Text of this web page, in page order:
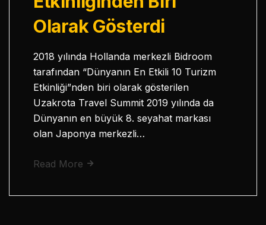
Olarak Gösterdi
2018 yılında Hollanda merkezli Bidroom
tarafından “Dünyanın En Etkili 10 Turizm
Etkinliği”nden biri olarak gösterilen
Uzakrota Travel Summit 2019 yılında da
Dünyanın en büyük 8. seyahat markası
olan Japonya merkezli…
Read More